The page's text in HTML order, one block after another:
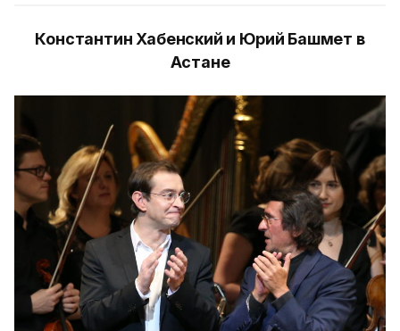
Константин Хабенский и Юрий Башмет в
Астане